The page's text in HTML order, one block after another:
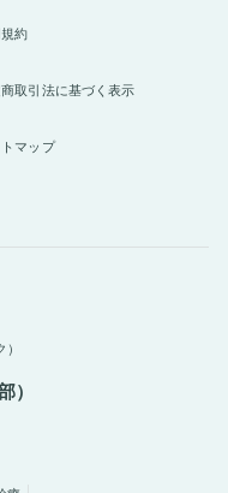
約
取引法に基づく表示
マップ
）